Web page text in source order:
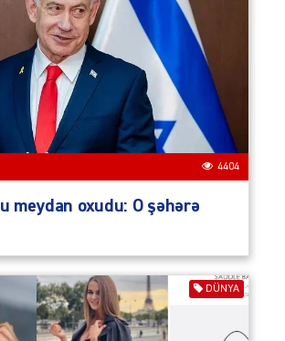
4404
meydan oxudu: O şəhərə
DÜNYA